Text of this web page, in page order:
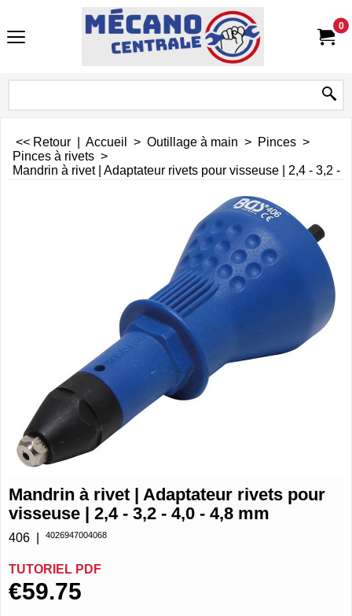
0
<< Retour Accueil > Outillage à main > Pinces >
Pinces à rivets >
Mandrin à rivet | Adaptateur rivets pour visseuse | 2,4 - 3,2 -
Mandrin à rivet | Adaptateur rivets pour
visseuse | 2,4 - 3,2 - 4,0 - 4,8 mm
406 4026947004068
TUTORIEL PDF
€59.75